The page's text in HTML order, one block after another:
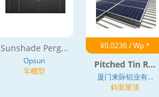
Sunshade Perg...
Opsun
车棚型
¥0.0236 / Wp *
Pitched Tin R...
厦门来际铝业有...
斜面屋顶